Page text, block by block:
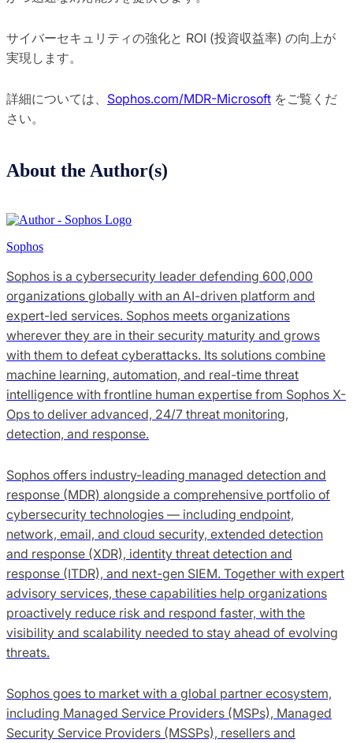
サイバーセキュリティの強化と ROI (投資収益率) の向上が
実現します。
詳細については、 Sophos.com/MDR-Microsoft をご覧くだ
さい。
About the Author(s)
Sophos
Sophos is a cybersecurity leader defending 600,000
organizations globally with an AI-driven platform and
expert-led services. Sophos meets organizations
wherever they are in their security maturity and grows
with them to defeat cyberattacks. Its solutions combine
machine learning, automation, and real-time threat
intelligence with frontline human expertise from Sophos X-
Ops to deliver advanced, 24/7 threat monitoring,
detection, and response.
Sophos offers industry-leading managed detection and
response (MDR) alongside a comprehensive portfolio of
cybersecurity technologies — including endpoint,
network, email, and cloud security, extended detection
and response (XDR), identity threat detection and
response (ITDR), and next-gen SIEM. Together with expert
advisory services, these capabilities help organizations
proactively reduce risk and respond faster, with the
visibility and scalability needed to stay ahead of evolving
threats.
Sophos goes to market with a global partner ecosystem,
including Managed Service Providers (MSPs), Managed
Security Service Providers (MSSPs), resellers and